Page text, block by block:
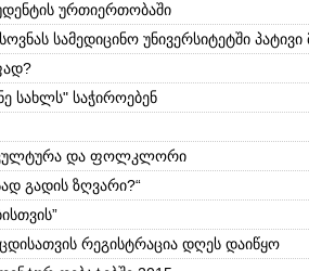
ურთიერთობაში
სამედიცინო უნივერსიტეტში პატივი
სახლს" საჭიროებენ
კულტურა და ფოლკლორი
გადის ზღვარი?“
რეგისტრაცია დღეს დაიწყო